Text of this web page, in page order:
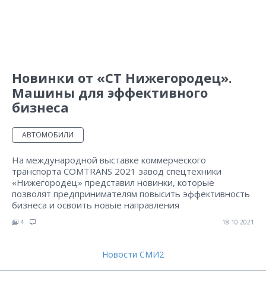
Новинки от «СТ Нижегородец».
Машины для эффективного
бизнеса
АВТОМОБИЛИ
На международной выставке коммерческого
транспорта COMTRANS 2021 завод спецтехники
«Нижегородец» представил новинки, которые
позволят предпринимателям повысить эффективность
бизнеса и освоить новые направления
4 18.10.2021
Новости СМИ2